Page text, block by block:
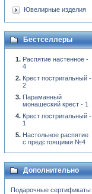
Ювелирные изделия
Бестселлеры
Распятие настенное -
4
Крест постригальный -
2
Параманный
монашеский крест - 1
Крест постригальный -
1
Настольное распятие
с предстоящими №4
Дополнительно
Подарочные сертификаты